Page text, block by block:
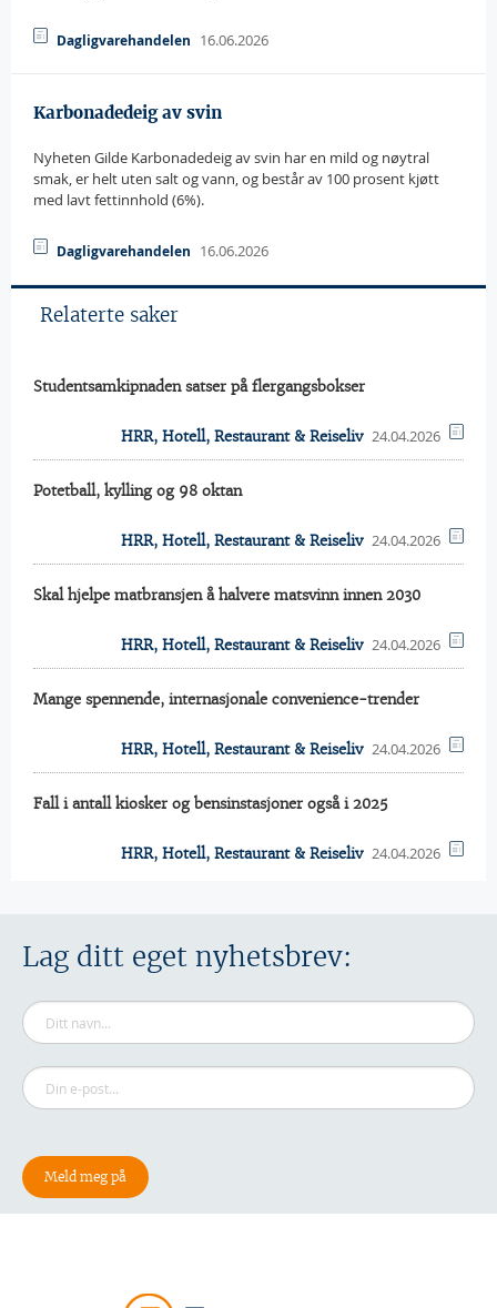
Dagligvarehandelen 16.06.2026
Karbonadedeig av svin
Nyheten Gilde Karbonadedeig av svin har en mild og nøytral
smak, er helt uten salt og vann, og består av 100 prosent kjøtt
med lavt fettinnhold (6%).
Dagligvarehandelen 16.06.2026
Relaterte saker
Studentsamkipnaden satser på flergangsbokser
HRR, Hotell, Restaurant & Reiseliv 24.04.2026
Potetball, kylling og 98 oktan
HRR, Hotell, Restaurant & Reiseliv 24.04.2026
Skal hjelpe matbransjen å halvere matsvinn innen 2030
HRR, Hotell, Restaurant & Reiseliv 24.04.2026
Mange spennende, internasjonale convenience-trender
HRR, Hotell, Restaurant & Reiseliv 24.04.2026
Fall i antall kiosker og bensinstasjoner også i 2025
HRR, Hotell, Restaurant & Reiseliv 24.04.2026
Lag ditt eget nyhetsbrev: